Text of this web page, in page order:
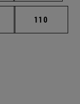
Páginas intermedias
Página
110